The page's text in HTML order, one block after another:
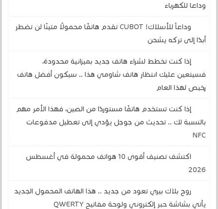
وداعا للكهرباء
وداعاً للأسلاك! CUBOT تقدم هاتفًا محمولًا متينًا لن تضطر
أبدًا إلى تركه يشحن
إذا كنت تخطط لشراء هاتف جديد بميزانية محدودة،
فسيتعين عليك انتظار هاتف شاومي هذا .. سيكون أفضل هاتف
رخيص لهذا العام
إذا كنت تستخدم هاتفًا مستوردًا من الصين، فهذا الأمر مهم
بالنسبة لك .. تحديث من جوجل يؤدي إلى تعطيل مدفوعات
NFC
اكتشف تصنيف أقوى 10 هواتف محمولة في أغسطس
2026
روح بلاك بيري تعود من جديد .. هذا الهاتف المحمول الجديد
يأتي بشاشة حبر إلكتروني ولوحة مفاتيح QWERTY